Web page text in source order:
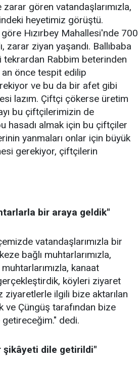
gören vatandaşlarımızla,
heyetimiz görüştü.
Hızırbey Mahallesi'nde 700
zarar ziyan yaşandı. Ballıbaba
tekrardan Rabbim beterinden
önce tespit edilip
ve bu da bir afet gibi
lazım. Çiftçi çökerse üretim
bu çiftçilerimizin de
hasadı almak için bu çiftçiler
yanmaları onlar için büyük
gerekiyor, çiftçilerin
bir araya geldik"
vatandaşlarımızla bir
bağlı muhtarlarımızla,
kanaat
köyleri ziyaret
ziyaretlerle ilgili bize aktarılan
ve Çüngüş tarafından bize
getireceğim." dedi.
şikâyeti dile getirildi"